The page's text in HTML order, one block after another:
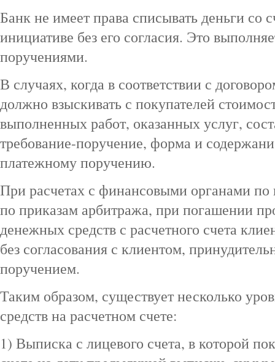
Банк не имеет права списывать деньги со
инициативе без его согласия. Это
поручениями.
В случаях, когда в соответствии с
должно взыскивать с покупателей
выполненных работ, оказанных услуг,
требование-поручение, форма и
платежному поручению.
При расчетах с финансовыми органами
по приказам арбитража, при погашении
денежных средств с расчетного счета
без согласования с клиентом,
поручением.
Таким образом, существует несколько
средств на расчетном счете:
1) Выписка с лицевого счета, в которой